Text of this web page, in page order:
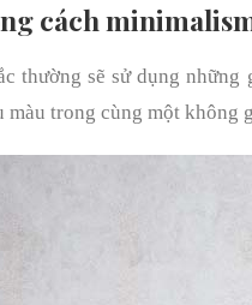
cách
thường sẽ sử dụng những
màu trong cùng một không